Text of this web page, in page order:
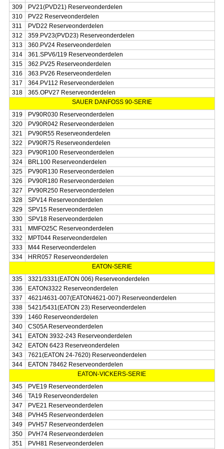
309
PV21(PVD21) Reserveonderdelen
310
PV22 Reserveonderdelen
311
PVD22 Reserveonderdelen
312
359.PV23(PVD23) Reserveonderdelen
313
360.PV24 Reserveonderdelen
314
361.SPV6/119 Reserveonderdelen
315
362.PV25 Reserveonderdelen
316
363.PV26 Reserveonderdelen
317
364.PV112 Reserveonderdelen
318
365.OPV27 Reserveonderdelen
SAUER DANFOSS 90-SERIE
319
PV90R030 Reserveonderdelen
320
PV90R042 Reserveonderdelen
321
PV90R55 Reserveonderdelen
322
PV90R75 Reserveonderdelen
323
PV90R100 Reserveonderdelen
324
BRL100 Reserveonderdelen
325
PV90R130 Reserveonderdelen
326
PV90R180 Reserveonderdelen
327
PV90R250 Reserveonderdelen
328
SPV14 Reserveonderdelen
329
SPV15 Reserveonderdelen
330
SPV18 Reserveonderdelen
331
MMFO25C Reserveonderdelen
332
MPT044 Reserveonderdelen
333
M44 Reserveonderdelen
334
HRR057 Reserveonderdelen
EATON-SERIE
335
3321/3331(EATON 006) Reserveonderdelen
336
EATON3322 Reserveonderdelen
337
4621/4631-007(EATON4621-007) Reserveonderdelen
338
5421/5431(EATON 23) Reserveonderdelen
339
1460 Reserveonderdelen
340
CS05A Reserveonderdelen
341
EATON 3932-243 Reserveonderdelen
342
EATON 6423 Reserveonderdelen
343
7621(EATON 24-7620) Reserveonderdelen
344
EATON 78462 Reserveonderdelen
EATON-VICKERS-SERIE
345
PVE19 Reserveonderdelen
346
TA19 Reserveonderdelen
347
PVE21 Reserveonderdelen
348
PVH45 Reserveonderdelen
349
PVH57 Reserveonderdelen
350
PVH74 Reserveonderdelen
351
PVH81 Reserveonderdelen